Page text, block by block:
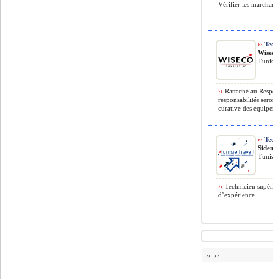
Vérifier les
››
›› Rattaché au
responsabilités
curative des
››
›› Technicien
d’expérience. ...
›› ››